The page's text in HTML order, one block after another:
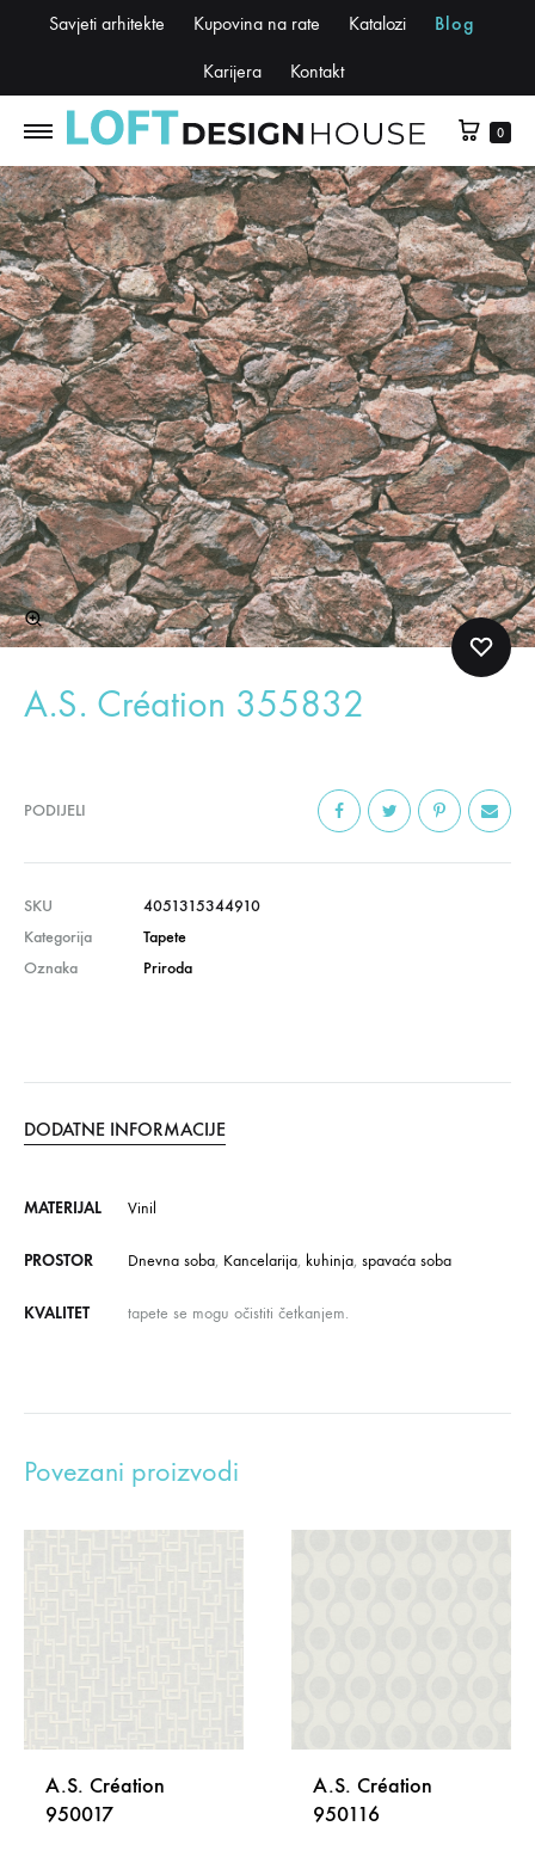
Savjeti arhitekte Kupovina na rate Katalozi Blog
Karijera Kontakt
0
A.S. Création 355832
PODIJELI
SKU
4051315344910
Kategorija
Tapete
Oznaka
Priroda
DODATNE INFORMACIJE
MATERIJAL Vinil
PROSTOR Dnevna soba, Kancelarija, kuhinja, spavaća soba
KVALITET tapete se mogu očistiti četkanjem.
Povezani proizvodi
A.S. Création
950017
A.S. Création
950116